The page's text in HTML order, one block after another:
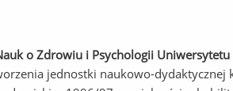
o Zdrowiu i Psychologii Uniwersytetu
jednostki naukowo-dydaktycznej